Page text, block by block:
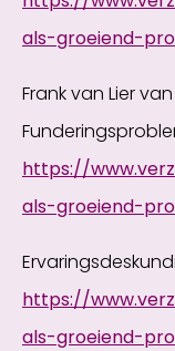
als-groeiend-
Frank van Lier
https://
als-groeiend-
https://
als-groeiend-